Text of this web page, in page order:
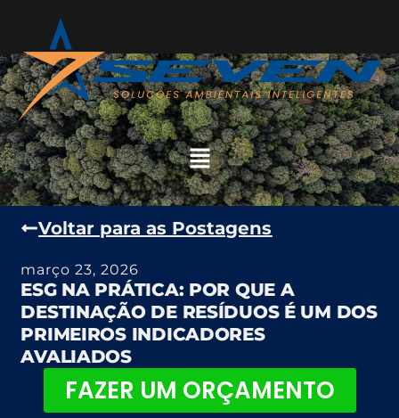
Voltar para as Postagens
março 23, 2026
ESG NA PRÁTICA: POR QUE A
DESTINAÇÃO DE RESÍDUOS É UM DOS
PRIMEIROS INDICADORES
AVALIADOS
FAZER UM ORÇAMENTO